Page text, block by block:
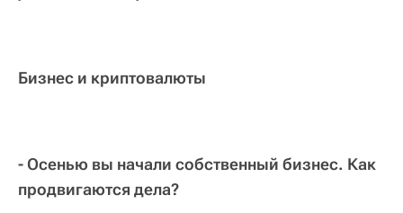
Бизнес и криптовалюты
- Осенью вы начали собственный бизнес. Как
продвигаются дела?